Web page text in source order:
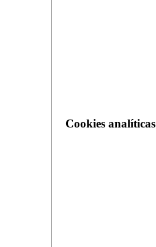
Cookies analíticas